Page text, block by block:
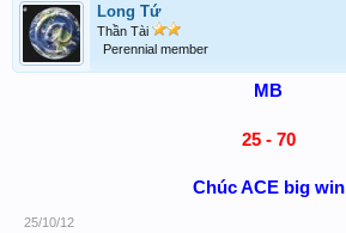
Long Tứ
Thần Tài
Perennial member
MB
25 - 70
Chúc ACE big win
25/10/12